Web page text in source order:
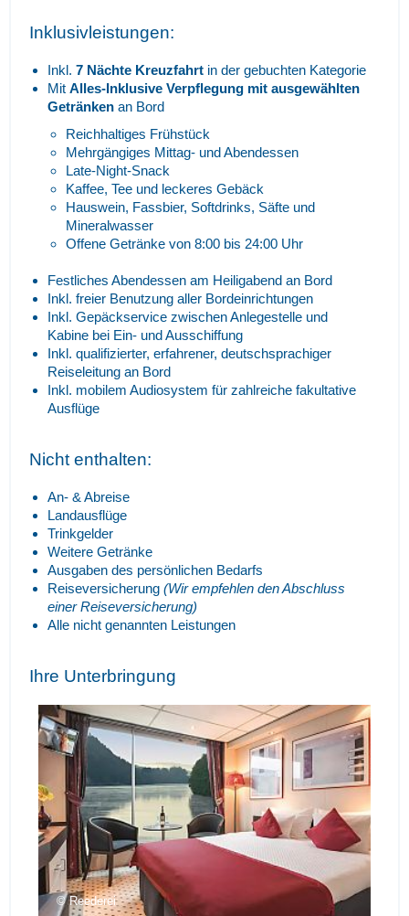
Inklusivleistungen:
Inkl. 7 Nächte Kreuzfahrt in der gebuchten Kategorie
Mit Alles-Inklusive Verpflegung mit ausgewählten
Getränken an Bord
Reichhaltiges Frühstück
Mehrgängiges Mittag- und Abendessen
Late-Night-Snack
Kaffee, Tee und leckeres Gebäck
Hauswein, Fassbier, Softdrinks, Säfte und
Mineralwasser
Offene Getränke von 8:00 bis 24:00 Uhr
Festliches Abendessen am Heiligabend an Bord
Inkl. freier Benutzung aller Bordeinrichtungen
Inkl. Gepäckservice zwischen Anlegestelle und
Kabine bei Ein- und Ausschiffung
Inkl. qualifizierter, erfahrener, deutschsprachiger
Reiseleitung an Bord
Inkl. mobilem Audiosystem für zahlreiche fakultative
Ausflüge
Nicht enthalten:
An- & Abreise
Landausflüge
Trinkgelder
Weitere Getränke
Ausgaben des persönlichen Bedarfs
Reiseversicherung (Wir empfehlen den Abschluss
einer Reiseversicherung)
Alle nicht genannten Leistungen
Ihre Unterbringung
Reederei